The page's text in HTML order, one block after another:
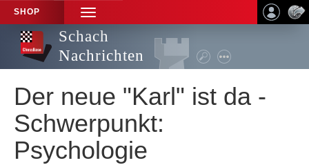
SHOP
TOGGLE
NAVIGATION
Schach
Nachrichten
Der neue "Karl" ist da -
Schwerpunkt:
Psychologie